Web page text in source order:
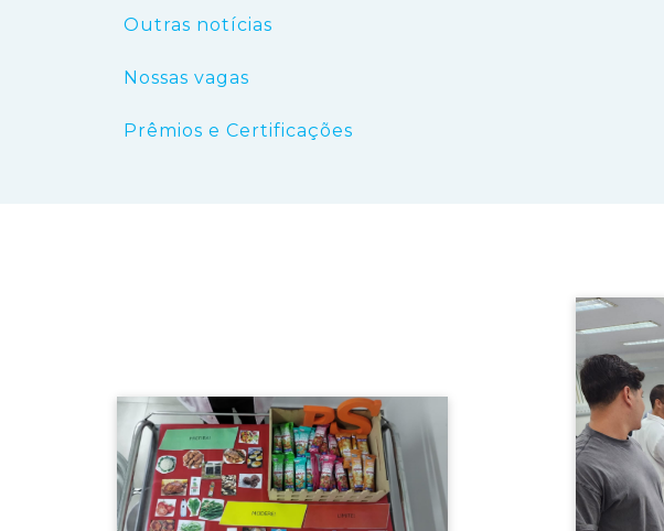
Outras notícias
Nossas vagas
Prêmios e Certificações